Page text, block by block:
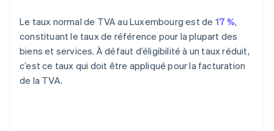
Le taux normal de TVA au Luxembourg est de 17 %,
constituant le taux de référence pour la plupart des
biens et services. À défaut d’éligibilité à un taux réduit,
c’est ce taux qui doit être appliqué pour la facturation
de la TVA.